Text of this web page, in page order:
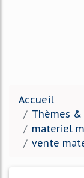
Accueil
Thèmes
materiel
vente